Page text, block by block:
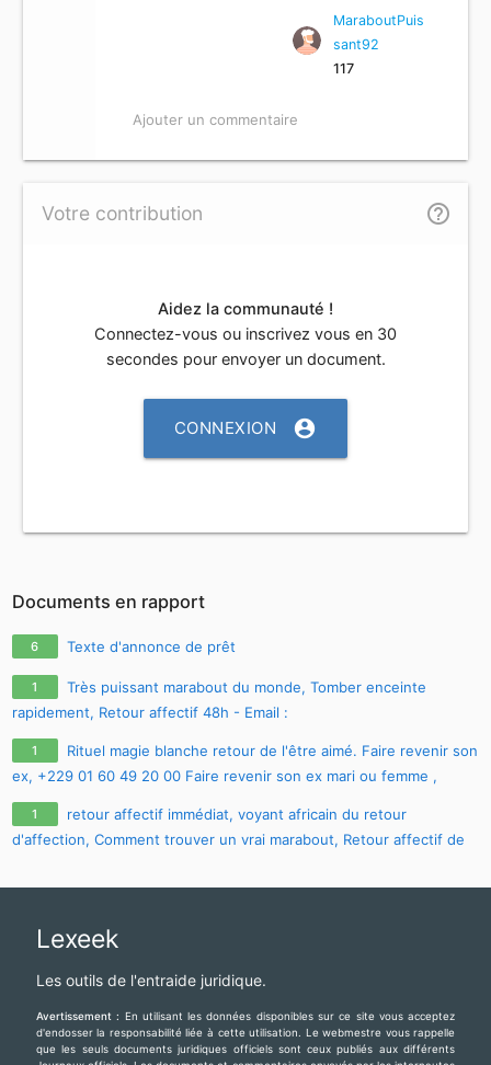
MaraboutPuis
sant92
117
Ajouter un commentaire
Votre contribution help_outline
Aidez la communauté !
Connectez-vous ou inscrivez vous en 30
secondes pour envoyer un document.
CONNEXION account_circle
Documents en rapport
6 Texte d'annonce de prêt
1
Très puissant marabout du monde, Tomber enceinte
rapidement, Retour affectif 48h - Email :
maitre.fa.olouwoashewa@gmail.com
+233 57 651 4924
1
Rituel magie blanche retour de l'être aimé. Faire revenir son
ex, +229 01 60 49 20 00 Faire revenir son ex mari ou femme ,
comment faire revenir son ex avec photo
1
retour affectif immédiat, voyant africain du retour
d'affection, Comment trouver un vrai marabout, Retour affectif de
CONTACT E-MAIL :maitre.fa.olouwoashewa@gmail.com, CONTACT
Lexeek
Les outils de l'entraide juridique.
Avertissement :
En utilisant les données disponibles sur ce site vous acceptez
d'endosser la responsabilité liée à cette utilisation. Le webmestre vous rappelle
que les seuls documents juridiques officiels sont ceux publiés aux différents